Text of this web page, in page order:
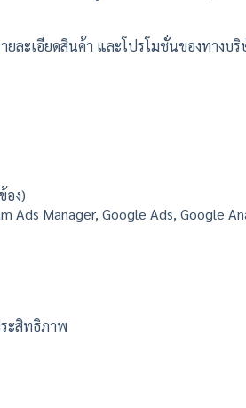
ละเอียดสินค้า และโปรโมชั่นของทางบ
อง)
Manager, Google Ads, Google
ะสิทธิภาพ